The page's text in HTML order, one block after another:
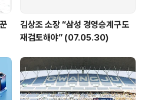
김상조 소장 “삼성 경영승계구도
재검토해야” (07.05.30)